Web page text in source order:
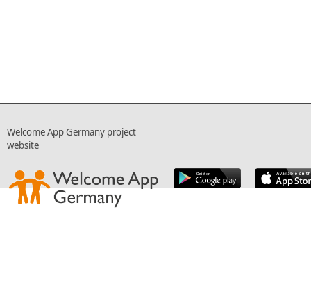
Welcome App Germany project
website